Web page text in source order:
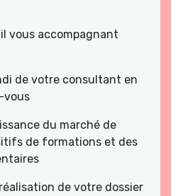
vous accompagnant
de votre consultant en
vous
du marché de
de formations et des
de votre dossier